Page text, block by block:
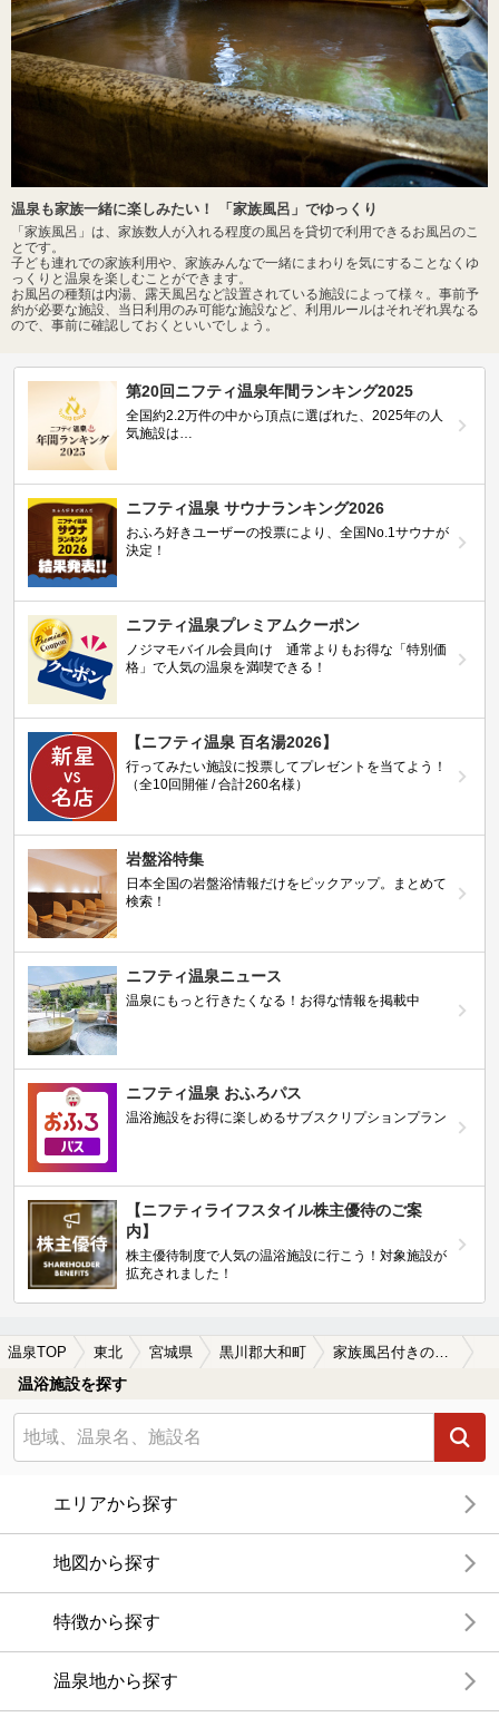
温泉も家族一緒に楽しみたい！ 「家族風呂」でゆっくり
「家族風呂」は、家族数人が入れる程度の風呂を貸切で利用できるお風呂のこ
とです。
子ども連れでの家族利用や、家族みんなで一緒にまわりを気にすることなくゆ
っくりと温泉を楽しむことができます。
お風呂の種類は内湯、露天風呂など設置されている施設によって様々。事前予
約が必要な施設、当日利用のみ可能な施設など、利用ルールはそれぞれ異なる
ので、事前に確認しておくといいでしょう。
第20回ニフティ温泉年間ランキング2025
全国約2.2万件の中から頂点に選ばれた、2025年の人
気施設は…
ニフティ温泉 サウナランキング2026
おふろ好きユーザーの投票により、全国No.1サウナが
決定！
ニフティ温泉プレミアムクーポン
ノジマモバイル会員向け 通常よりもお得な「特別価
格」で人気の温泉を満喫できる！
【ニフティ温泉 百名湯2026】
行ってみたい施設に投票してプレゼントを当てよう！
（全10回開催 / 合計260名様）
岩盤浴特集
日本全国の岩盤浴情報だけをピックアップ。まとめて
検索！
ニフティ温泉ニュース
温泉にもっと行きたくなる！お得な情報を掲載中
ニフティ温泉 おふろパス
温浴施設をお得に楽しめるサブスクリプションプラン
【ニフティライフスタイル株主優待のご案
内】
株主優待制度で人気の温浴施設に行こう！対象施設が
拡充されました！
温泉TOP 東北 宮城県 黒川郡大和町
温浴施設を探す
エリアから探す
地図から探す
特徴から探す
温泉地から探す